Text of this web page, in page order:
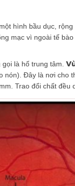
hình bầu dục,
mạc vì ngoài tế
là hố trung tâm.
nón). Đây là nơi cho
Trao đổi chất đều